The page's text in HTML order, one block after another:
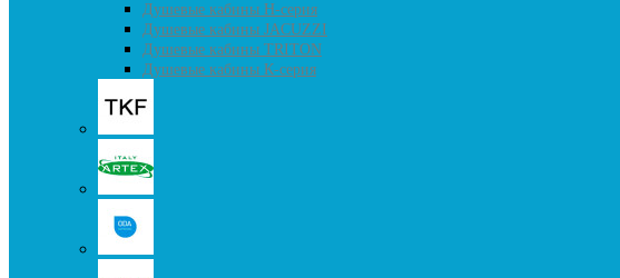
Душевые кабины H-серия
Душевые кабины JACUZZI
Душевые кабины TRITON
Душевые кабины К-серия